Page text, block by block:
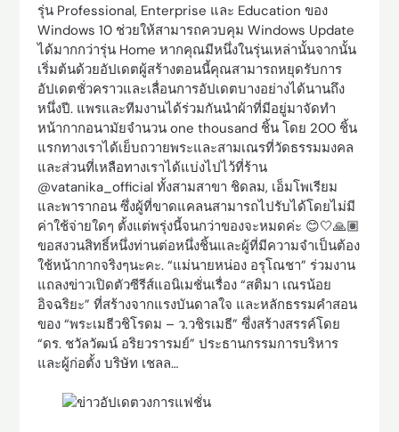
รุ่น Professional, Enterprise และ Education ของ
Windows 10 ช่วยให้สามารถควบคุม Windows Update
ได้มากกว่ารุ่น Home หากคุณมีหนึ่งในรุ่นเหล่านั้นจากนั้น
เริ่มต้นด้วยอัปเดตผู้สร้างตอนนี้คุณสามารถหยุดรับการ
อัปเดตชั่วคราวและเลื่อนการอัปเดตบางอย่างได้นานถึง
หนึ่งปี. แพรและทีมงานได้ร่วมกันนำผ้าที่มีอยู่มาจัดทำ
หน้ากากอนามัยจำนวน one thousand ชิ้น โดย 200 ชิ้น
แรกทางเราได้เย็บถวายพระและสามเณรที่วัดธรรมมงคล
และส่วนที่เหลือทางเราได้แบ่งไปไว้ที่ร้าน
@vatanika_official ทั้งสามสาขา ชิดลม, เอ็มโพเรียม
และพารากอน ซึ่งผู้ที่ขาดแคลนสามารถไปรับได้โดยไม่มี
ค่าใช้จ่ายใดๆ ตั้งแต่พรุ่งนี้จนกว่าของจะหมดค่ะ 😊🤍🙏🏽
ขอสงวนสิทธิ์หนึ่งท่านต่อหนึ่งชิ้นและผู้ที่มีความจำเป็นต้อง
ใช้หน้ากากจริงๆนะคะ. “แม่นายหน่อง อรุโณชา” ร่วมงาน
แถลงข่าวเปิดตัวซีรีส์แอนิเมชั่นเรื่อง “สติมา เณรน้อย
อิจฉริยะ” ที่สร้างจากแรงบันดาลใจ และหลักธรรมคําสอน
ของ “พระเมธีวชิโรดม – ว.วชิรเมธี” ซึ่งสร้างสรรค์โดย
“ดร. ชวัลวัฒน์ อริยวรารมย์” ประธานกรรมการบริหาร
และผู้ก่อตั้ง บริษัท เชลล…